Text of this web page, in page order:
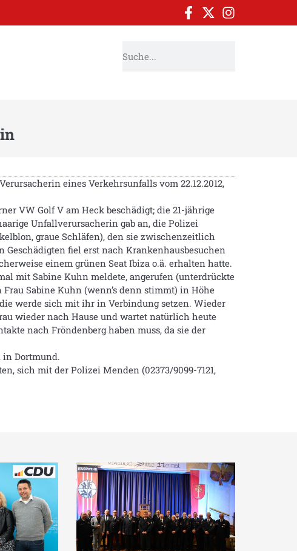
eines Verkehrsunfalls vom 22.12.2012,
VW Golf V am Heck beschädigt; die 21-jährige
Unfallverursacherin gab an, die Polizei
graue Schläfen), den sie zwischenzeitlich
fiel erst nach Krankenhausbesuchen
einem grünen Seat Ibiza o.ä. erhalten hatte.
mit Sabine Kuhn meldete, angerufen (unterdrückte
Sabine Kuhn (wenn’s denn stimmt) in Höhe
werde sich mit ihr in Verbindung setzen. Wieder
wieder nach Hause und wartet natürlich heute
nach Fröndenberg haben muss, da sie der
in Dortmund.
sich mit der Polizei Menden (02373/9099-7121,